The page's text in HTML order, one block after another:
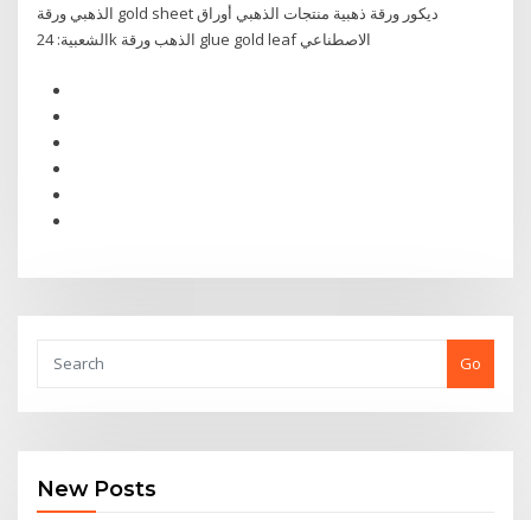
الذهبي ورقة gold sheet ديكور ورقة ذهبية منتجات الذهبي أوراق
الشعبية: 24k الذهب ورقة glue gold leaf الاصطناعي
Go
New Posts